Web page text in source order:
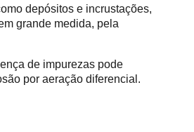
depósitos e incrustações,
grande medida, pela
de impurezas pode
por aeração diferencial.